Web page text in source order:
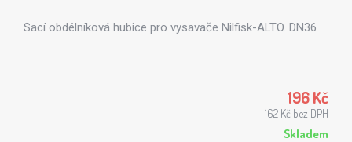
Sací obdélníková hubice pro vysavače Nilfisk-ALTO. DN36
196 Kč
162 Kč bez DPH
Skladem